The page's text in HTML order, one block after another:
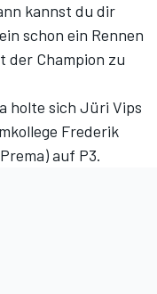
kannst du dir
schon ein Rennen
der Champion zu
holte sich Jüri Vips
Frederik
auf P3.